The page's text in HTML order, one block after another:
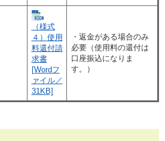
（様式
４）使用
料還付請
求書
[Wordフ
ァイル／
31KB]
・返金がある場合のみ
必要（使用料の還付は
口座振込になりま
す。）